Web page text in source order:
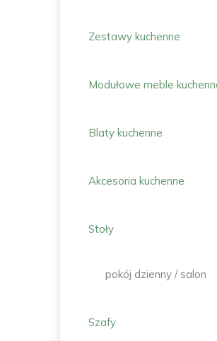
Zestawy kuchenne
Modułowe meble
Blaty kuchenne
Akcesoria kuchenne
Stoły
pokój dzienny / salon
Szafy